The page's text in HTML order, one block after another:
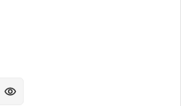
visibility